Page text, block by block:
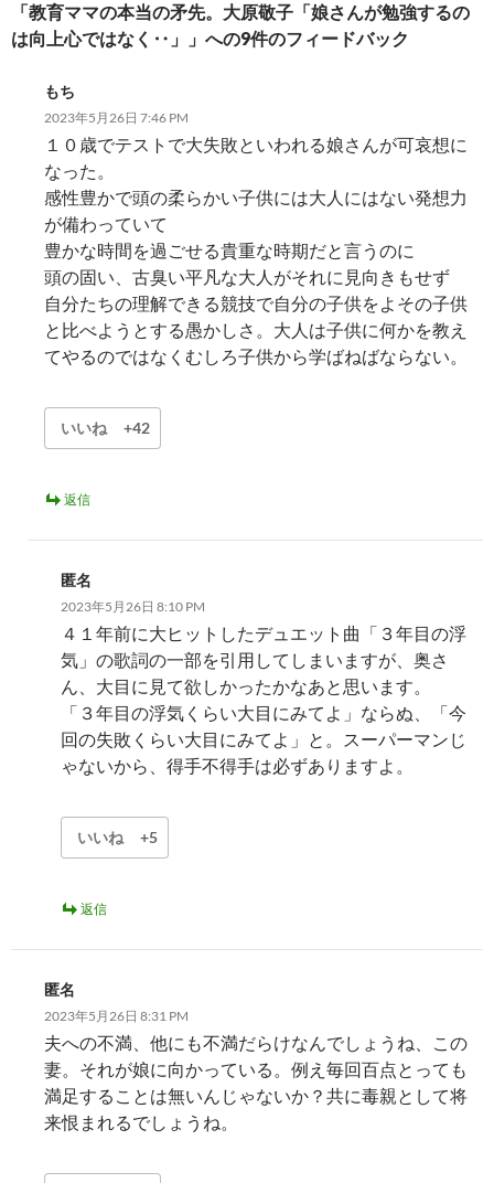
ョ
ン
「教育ママの本当の矛先。大原敬子「娘さんが勉強するの
は向上心ではなく‥」」への9件のフィードバック
もち
2023年5月26日 7:46 PM
１０歳でテストで大失敗といわれる娘さんが可哀想に
なった。
感性豊かで頭の柔らかい子供には大人にはない発想力
が備わっていて
豊かな時間を過ごせる貴重な時期だと言うのに
頭の固い、古臭い平凡な大人がそれに見向きもせず
自分たちの理解できる競技で自分の子供をよその子供
と比べようとする愚かしさ。大人は子供に何かを教え
てやるのではなくむしろ子供から学ばねばならない。
いいね +42
返信
匿名
2023年5月26日 8:10 PM
４１年前に大ヒットしたデュエット曲「３年目の浮
気」の歌詞の一部を引用してしまいますが、奥さ
ん、大目に見て欲しかったかなあと思います。
「３年目の浮気くらい大目にみてよ」ならぬ、「今
回の失敗くらい大目にみてよ」と。スーパーマンじ
ゃないから、得手不得手は必ずありますよ。
いいね +5
返信
匿名
2023年5月26日 8:31 PM
夫への不満、他にも不満だらけなんでしょうね、この
妻。それが娘に向かっている。例え毎回百点とっても
満足することは無いんじゃないか？共に毒親として将
来恨まれるでしょうね。